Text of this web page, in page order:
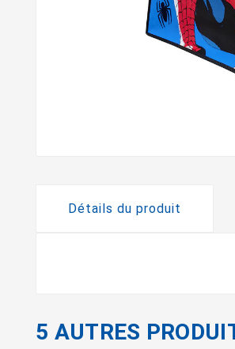
Détails du produit
5 AUTRES